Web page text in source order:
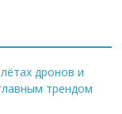
дронов и
трендом